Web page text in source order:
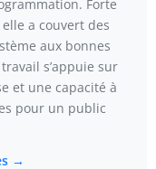
Forte
a couvert des
aux bonnes
s’appuie sur
et une capacité à
pour un public
→